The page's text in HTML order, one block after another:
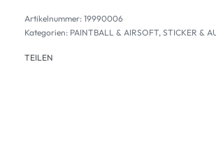
19990006
Kategorien: PAINTBALL & AIRSOFT, STICKER &
TEILEN